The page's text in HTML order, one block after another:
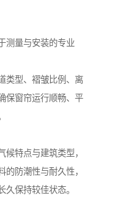
测量与安装的专业
类型、褶皱比例、离
保窗帘运行顺畅、平
特点与建筑类型，
防潮性与耐久性，
保持较佳状态。